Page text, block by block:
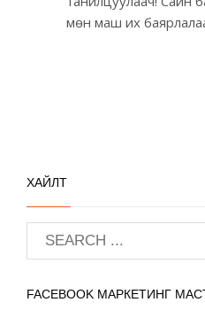
мөн маш их
ХАЙЛТ
FACEBOOK МАРКЕТИНГ